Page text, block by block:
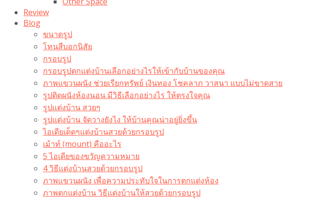
Review
Blog
ขนาดรูป
โทนสีบอกนิสัย
กรอบรูป
กรอบรูปตกแต่งบ้านเลือกอย่างไรให้เข้ากับบ้านของคุณ
ภาพแขวนผนัง ช่วยเรียกทรัพย์ เงินทอง โชคลาภ วาสนา แบบไม่ขาดสาย
รูปติดผนังห้องนอน มีวิธีเลือกอย่างไร ให้ตรงใจคุณ
รูปแต่งบ้าน สวยๆ
รูปแต่งบ้าน จัดวางยังไง ให้บ้านคุณน่าอยู่ยิ่งขึ้น
ไอเดียเด็ดๆแต่งบ้านสวยด้วยกรอบรูป
เม้าท์ (mount) คืออะไร​
5 ไอเดียของขวัญความหมาย
4 วิธีแต่งบ้านสวยด้วยกรอบรูป
ภาพแขวนผนัง เพื่อความประทับใจในการตกแต่งห้อง
ภาพตกแต่งบ้าน วิธีแต่งบ้านให้สวยด้วยกรอบรูป